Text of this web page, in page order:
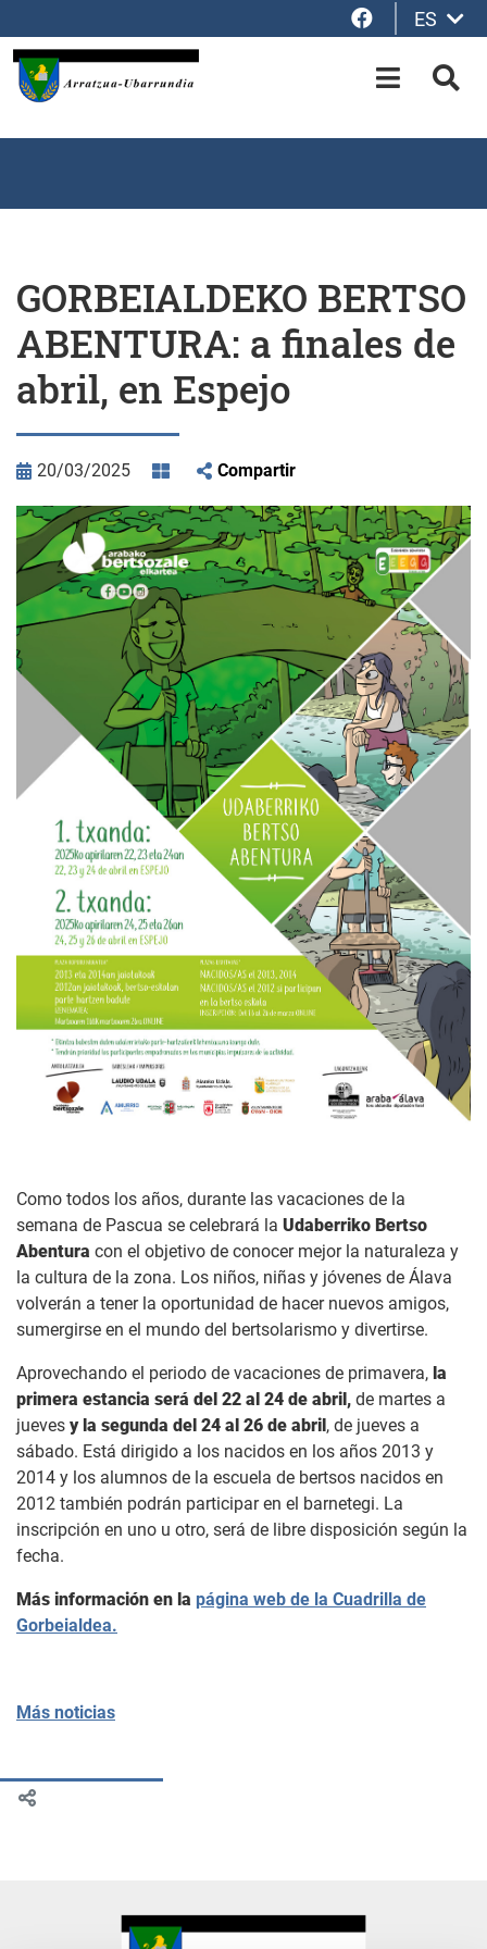
Facebook
ES
OPEN-
GORBEIALDEKO BERTSO
ABENTURA: a finales de
abril, en Espejo
20/03/2025 Compartir
Como todos los años, durante las vacaciones de la
semana de Pascua se celebrará la Udaberriko Bertso
Abentura con el objetivo de conocer mejor la naturaleza y
la cultura de la zona. Los niños, niñas y jóvenes de Álava
volverán a tener la oportunidad de hacer nuevos amigos,
sumergirse en el mundo del bertsolarismo y divertirse.
Aprovechando el periodo de vacaciones de primavera, la
primera estancia será del 22 al 24 de abril, de martes a
jueves y la segunda del 24 al 26 de abril, de jueves a
sábado. Está dirigido a los nacidos en los años 2013 y
2014 y los alumnos de la escuela de bertsos nacidos en
2012 también podrán participar en el barnetegi. La
inscripción en uno u otro, será de libre disposición según la
fecha.
Más información en la página web de la Cuadrilla de
Gorbeialdea.
Más noticias